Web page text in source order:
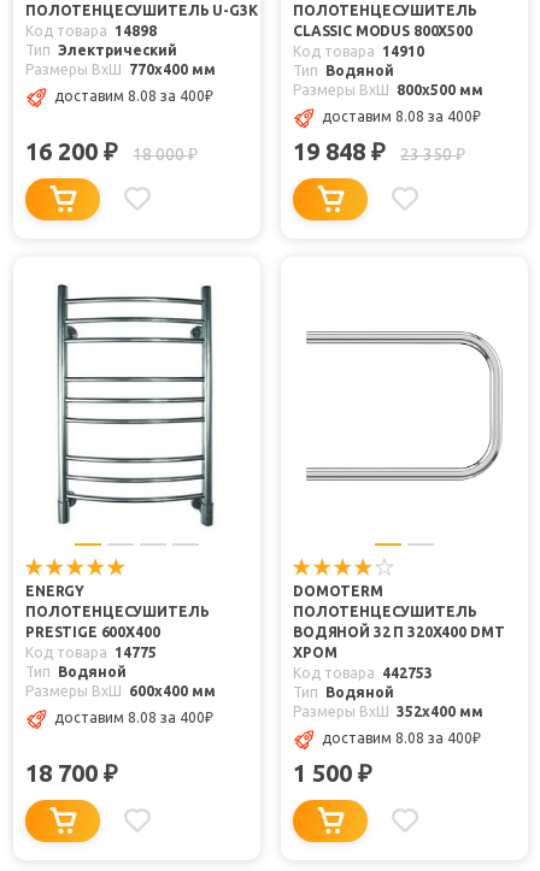
ПОЛОТЕНЦЕСУШИТЕЛЬ U-G3K
Код товара
14898
Тип Электрический
Размеры ВxШ
770x400 мм
доставим 8.08 за 400₽
16 200 ₽ 18 000₽
ПОЛОТЕНЦЕСУШИТЕЛЬ
CLASSIC MODUS 800X500
Код товара
14910
Тип
Водяной
Размеры ВxШ
800x500 мм
доставим 8.08 за 400₽
19 848 ₽ 23 350₽
ENERGY
ПОЛОТЕНЦЕСУШИТЕЛЬ
PRESTIGE 600X400
Код товара
14775
Тип
Водяной
Размеры ВxШ
600x400 мм
доставим 8.08 за 400₽
18 700 ₽
DOMOTERM
ПОЛОТЕНЦЕСУШИТЕЛЬ
ВОДЯНОЙ 32 П 320X400 DMT
ХРОМ
Код товара
442753
Тип
Водяной
Размеры ВxШ 352x400 мм
доставим 8.08 за 400₽
1 500 ₽